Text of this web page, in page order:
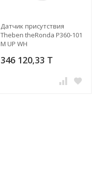
Датчик присутствия
Theben theRonda P360-101
M UP WH
346 120,33 T